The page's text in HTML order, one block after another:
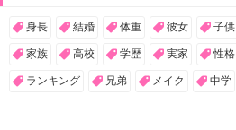
身長 結婚 体重 彼女 子供
家族 高校 学歴 実家 性格
ランキング 兄弟 メイク 中学